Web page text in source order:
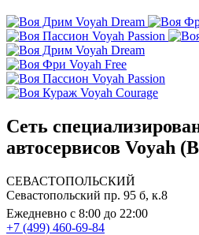
Voyah Dream
Voyah Passion
Voyah Dream
Voyah Free
Voyah Passion
Voyah Courage
Сеть
автосервисов Voyah
СЕВАСТОПОЛЬСКИЙ
Севастопольский пр. 95 б, к.8
Ежедневно с 8:00 до 22:00
+7 (499) 460-69-84